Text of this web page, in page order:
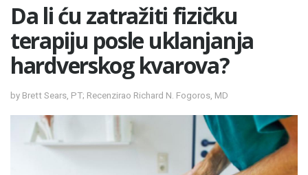
Da li ću zatražiti fizičku
terapiju posle uklanjanja
hardverskog kvarova?
by Brett Sears, PT; Recenzirao Richard N. Fogoros, MD